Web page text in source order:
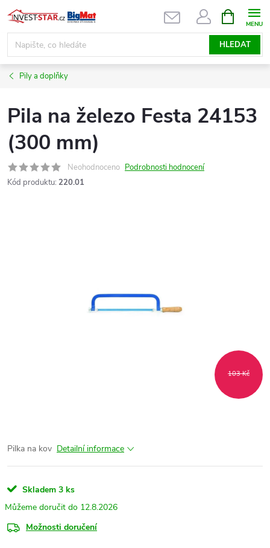
Přejít
na
obsah
HLEDAT
NÁKUPNÍ
KOŠÍK
Pily a doplňky
Pila na železo Festa 24153
(300 mm)
Neohodnoceno Podrobnosti hodnocení
Kód produktu: 220.01
103 Kč
Pilka na kov Detailní informace
Skladem 3 ks
12.8.2026
Možnosti doručení